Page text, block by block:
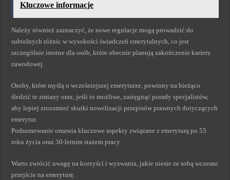
Kluczowe informacje
Należy również zaznaczyć, że nowe regulacje mogą prowadzić do
subtelnych różnic w wysokości świadczeń emerytalnych, co jest
szczególnie istotne dla osób, które obecnie planują zakończenie kariery
zawodowej.
Osoby, które myślą o wcześniejszej emeryturze, powinny na bieżąco
śledzić te zmiany oraz, jeśli to możliwe, zasięgnąć porady specjalistów,
aby lepiej zrozumieć skutki nowelizacji przepisów prawnych dotyczących
emerytur.
Podsumowanie omawia kluczowe aspekty związane z emeryturą po 55
roku życia oraz 30-letnim stażem pracy.
Warto zwrócić uwagę na korzyści i wyzwania, jakie niesie ze sobą wczesne
przejście na emeryturę.